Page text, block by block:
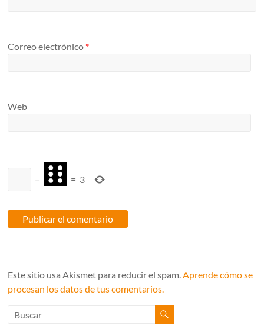
Correo electrónico *
Web
− = 3
Este sitio usa Akismet para reducir el spam.Aprende cómo se
procesan los datos de tus comentarios.